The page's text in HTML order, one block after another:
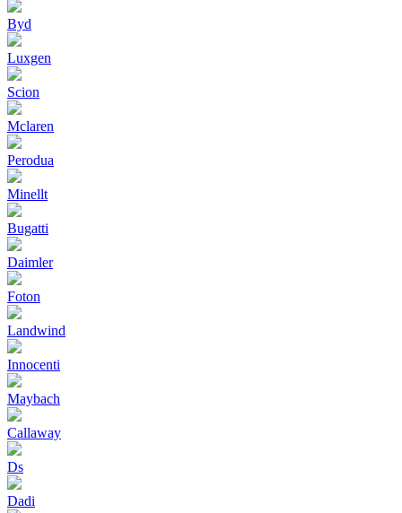
Byd
Luxgen
Scion
Mclaren
Perodua
Minellt
Bugatti
Daimler
Foton
Landwind
Innocenti
Maybach
Callaway
Ds
Dadi